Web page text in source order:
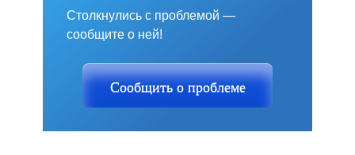
Столкнулись с проблемой —
сообщите о ней!
Сообщить о проблеме